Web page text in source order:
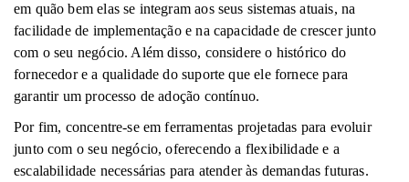
em quão bem elas se integram aos seus sistemas atuais, na
facilidade de implementação e na capacidade de crescer junto
com o seu negócio. Além disso, considere o histórico do
fornecedor e a qualidade do suporte que ele fornece para
garantir um processo de adoção contínuo.
Por fim, concentre-se em ferramentas projetadas para evoluir
junto com o seu negócio, oferecendo a flexibilidade e a
escalabilidade necessárias para atender às demandas futuras.